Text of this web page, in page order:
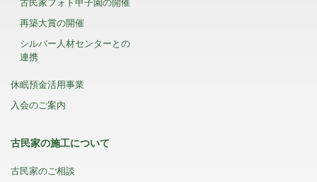
再築大賞の開催
シルバー人材センターとの
連携
休眠預金活用事業
入会のご案内
古民家の施工について
古民家のご相談